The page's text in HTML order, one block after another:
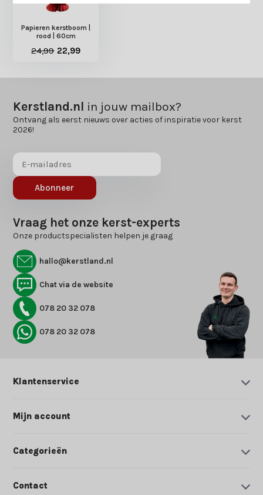
Papieren kerstboom |
rood | 60cm
24,99 22,99
Kerstland.nl in jouw mailbox?
Ontvang als eerst nieuws over acties of inspiratie voor kerst
2026!
Abonneer
Vraag het onze kerst-experts
Onze productspecialisten helpen je graag
hallo@kerstland.nl
Chat via de website
078 20 32 078
078 20 32 078
Klantenservice
Mijn account
Categorieën
Contact